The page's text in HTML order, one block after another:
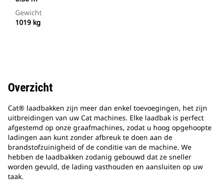
Gewicht
1019 kg
Overzicht
Cat® laadbakken zijn meer dan enkel toevoegingen, het zijn
uitbreidingen van uw Cat machines. Elke laadbak is perfect
afgestemd op onze graafmachines, zodat u hoog opgehoopte
ladingen aan kunt zonder afbreuk te doen aan de
brandstofzuinigheid of de conditie van de machine. We
hebben de laadbakken zodanig gebouwd dat ze sneller
worden gevuld, de lading vasthouden en aansluiten op uw
taak.